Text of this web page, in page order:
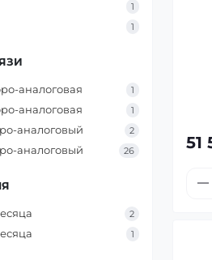
1
1
аналоговая 1
аналоговая 1
аналоговый 2
аналоговый 26
2
1
51